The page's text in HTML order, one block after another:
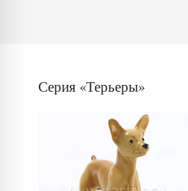
Серия «Терьеры»